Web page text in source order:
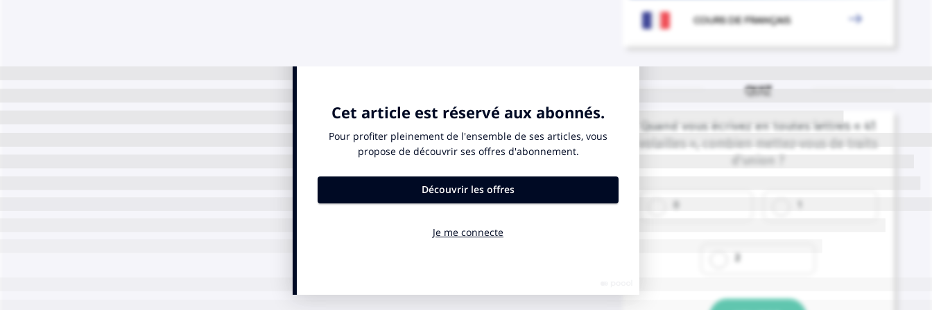
COURS DE FRANÇAIS 
QUIZ
Quand vous écrivez en toutes lettres « 41
volailles », combien mettez-vous de traits
d'union ?